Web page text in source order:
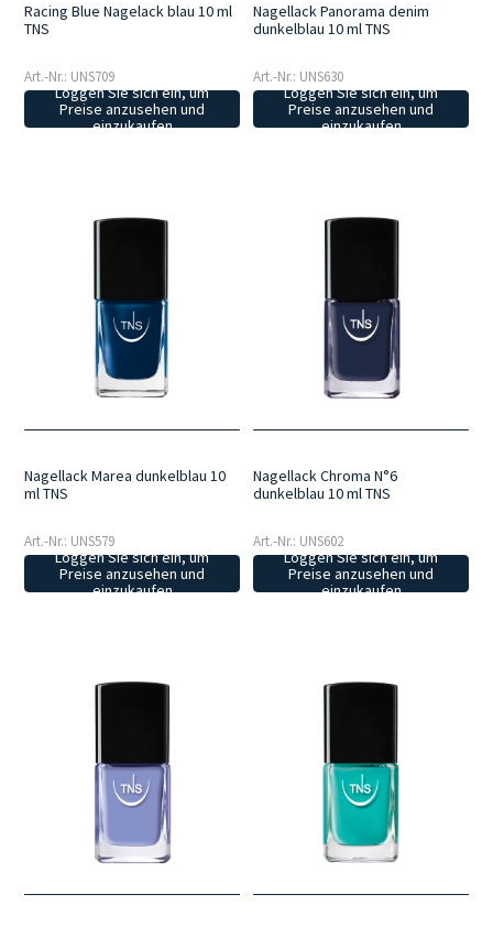
Racing Blue Nagelack blau 10 ml
TNS
Art.-Nr.: UNS709
Loggen Sie sich ein, um
Preise anzusehen und
einzukaufen
Nagellack Panorama denim
dunkelblau 10 ml TNS
Art.-Nr.: UNS630
Loggen Sie sich ein, um
Preise anzusehen und
einzukaufen
Nagellack Marea dunkelblau 10
ml TNS
Art.-Nr.: UNS579
Loggen Sie sich ein, um
Preise anzusehen und
einzukaufen
Nagellack Chroma N°6
dunkelblau 10 ml TNS
Art.-Nr.: UNS602
Loggen Sie sich ein, um
Preise anzusehen und
einzukaufen